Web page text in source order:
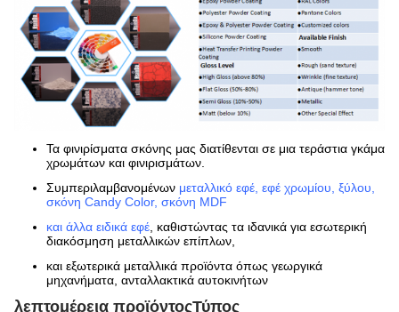
Τα φινιρίσματα σκόνης μας διατίθενται σε μια τεράστια γκάμα
χρωμάτων και φινιρισμάτων.
Συμπεριλαμβανομένων μεταλλικό εφέ, εφέ χρωμίου, ξύλου,
σκόνη Candy Color, σκόνη MDF
και άλλα ειδικά εφέ, καθιστώντας τα ιδανικά για εσωτερική
διακόσμηση μεταλλικών επίπλων,
και εξωτερικά μεταλλικά προϊόντα όπως γεωργικά
μηχανήματα, ανταλλακτικά αυτοκινήτων
λεπτομέρεια προϊόντοςΤύπος